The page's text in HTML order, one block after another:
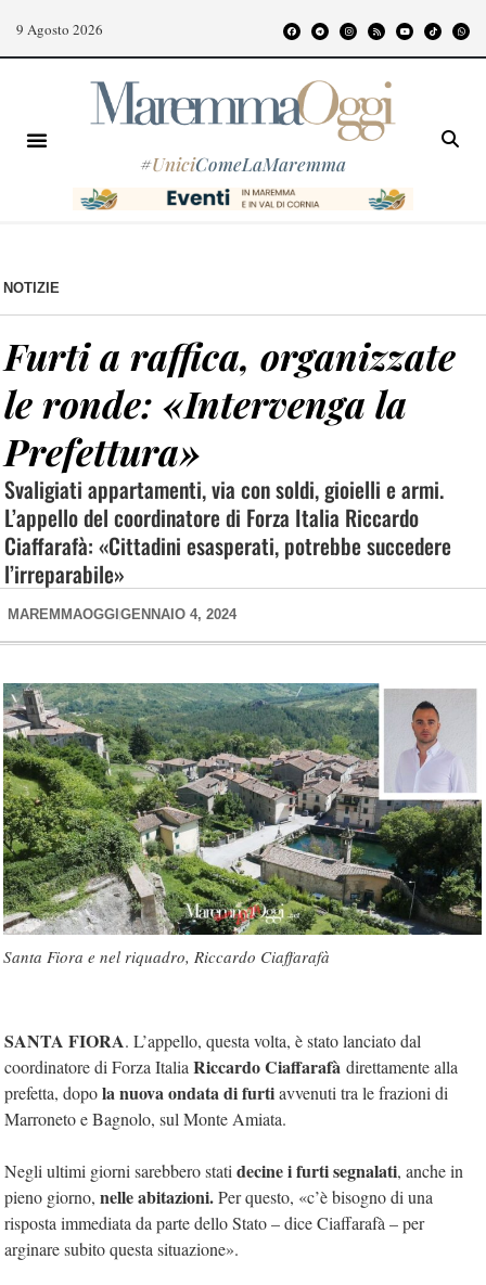
9 Agosto 2026
#UniciComeLaMaremma
NOTIZIE
Furti a raffica, organizzate
le ronde: «Intervenga la
Prefettura»
Svaligiati appartamenti, via con soldi, gioielli e armi.
L’appello del coordinatore di Forza Italia Riccardo
Ciaffarafà: «Cittadini esasperati, potrebbe succedere
l’irreparabile»
MAREMMAOGGI GENNAIO 4, 2024
Santa Fiora e nel riquadro, Riccardo Ciaffarafà
SANTA FIORA. L’appello, questa volta, è stato lanciato dal
coordinatore di Forza Italia Riccardo Ciaffarafà direttamente alla
prefetta, dopola nuova ondata di furtiavvenuti tra le frazioni di
Marroneto e Bagnolo, sul Monte Amiata.
Negli ultimi giorni sarebbero stati decine i furti segnalati, anche in
pieno giorno, nelle abitazioni.Per questo, «c’è bisogno di una
risposta immediata da parte dello Stato – dice Ciaffarafà – per
arginare subito questa situazione».